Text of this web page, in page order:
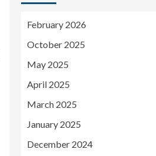
February 2026
October 2025
May 2025
April 2025
March 2025
January 2025
December 2024